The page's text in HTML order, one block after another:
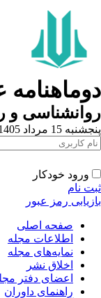
روانشناسی و
پنجشنبه 15 مرداد 1405
ورود خودکار
ثبت نام
بازیابی رمز عبور
صفحه اصلی
اطلاعات مجله
نمایه‌های مجله
اخلاق نشر
اعضای دفتر
راهنمای داوران